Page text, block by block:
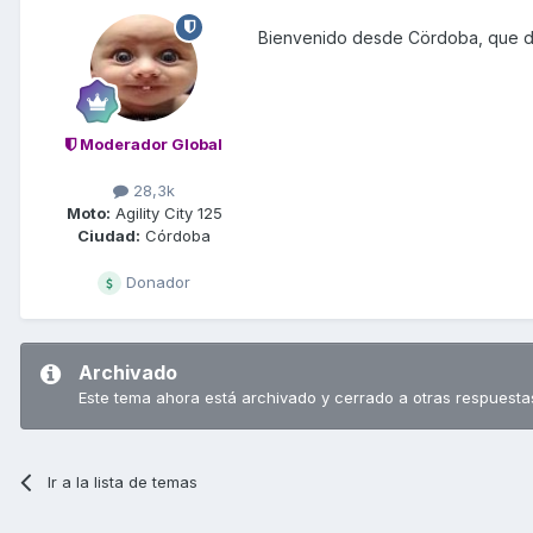
Moderador Global
28,3k
Moto: Agility City 125
Ciudad: Córdoba
Donador
Bienvenido desde Cördoba, que
Archivado
Este tema ahora está archivado y cerrado a otras
Ir a la lista de temas